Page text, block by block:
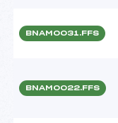
BNAM0031.FFS
BNAM0022.FFS